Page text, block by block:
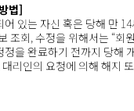
법]
있는 자신 혹은 당해 만
조회, 수정을 위해서는 “
을 완료하기 전까지 당해
리인의 요청에 의해 해지